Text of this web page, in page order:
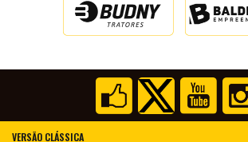
OUVIDORIA/CONTATO
VERSÃO CLÁSSICA